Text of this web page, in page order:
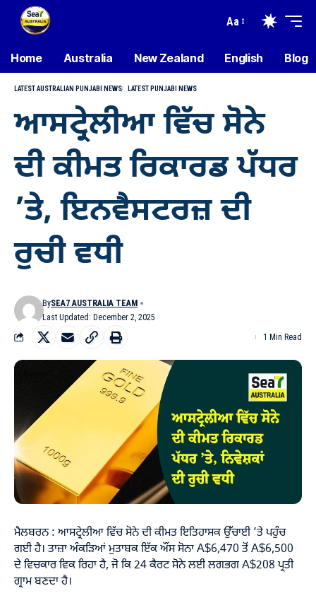
Aa
Home Australia New Zealand English Blog
LATEST AUSTRALIAN PUNJABI NEWS LATEST PUNJABI NEWS
ਆਸਟ੍ਰੇਲੀਆ ਵਿੱਚ ਸੋਨੇ
ਦੀ ਕੀਮਤ ਰਿਕਾਰਡ ਪੱਧਰ
’ਤੇ, ਇਨਵੈਸਟਰਜ਼ ਦੀ
ਰੁਚੀ ਵਧੀ
Last Updated: December 2, 2025
BySEA7 AUSTRALIA TEAM
1 Min Read
ਮੈਲਬਰਨ : ਆਸਟ੍ਰੇਲੀਆ ਵਿੱਚ ਸੋਨੇ ਦੀ ਕੀਮਤ ਇਤਿਹਾਸਕ ਉੱਚਾਈ ’ਤੇ ਪਹੁੰਚ
ਗਈ ਹੈ। ਤਾਜ਼ਾ ਅੰਕੜਿਆਂ ਮੁਤਾਬਕ ਇੱਕ ਔਂਸ ਸੋਨਾ A$6,470 ਤੋਂ A$6,500
ਦੇ ਵਿਚਕਾਰ ਵਿਕ ਰਿਹਾ ਹੈ, ਜੋ ਕਿ 24 ਕੈਰਟ ਸੋਨੇ ਲਈ ਲਗਭਗ A$208 ਪ੍ਰਤੀ
ਗ੍ਰਾਮ ਬਣਦਾ ਹੈ।